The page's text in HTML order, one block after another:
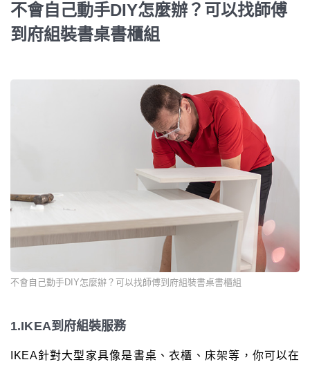
不會自己動手DIY怎麼辦？可以找師傅
到府組裝書桌書櫃組
不會自己動手DIY怎麼辦？可以找師傅到府組裝書桌書櫃組
1.IKEA到府組裝服務
IKEA針對大型家具像是書桌、衣櫃、床架等，你可以在